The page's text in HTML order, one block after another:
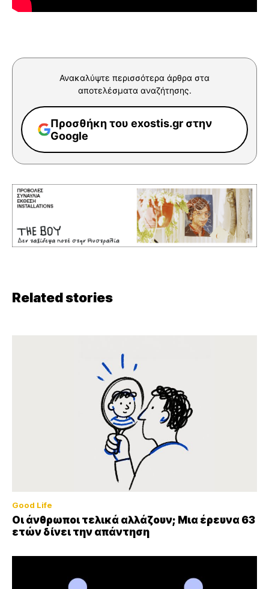
Ανακαλύψτε περισσότερα άρθρα στα
αποτελέσματα αναζήτησης.
Προσθήκη του exostis.gr στην
Google
Related stories
Good Life
Οι άνθρωποι τελικά αλλάζουν; Μια έρευνα 63
ετών δίνει την απάντηση